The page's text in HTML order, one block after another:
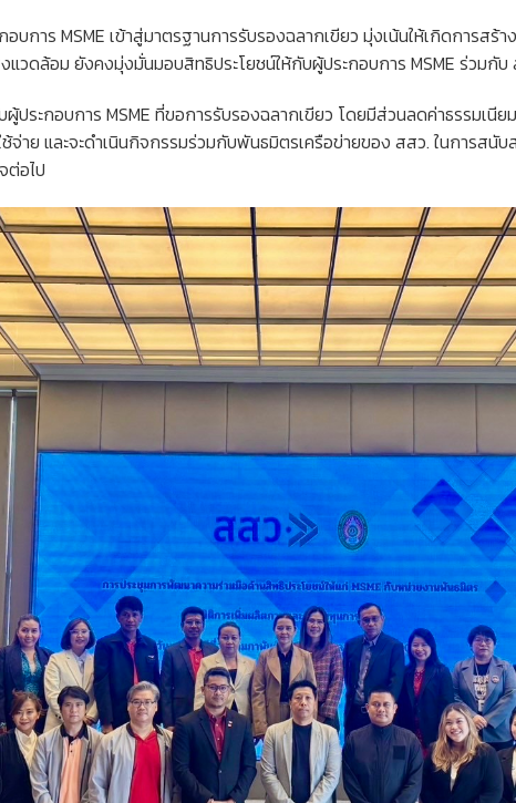
บการ MSME เข้าสู่มาตรฐานการรับรองฉลากเขียว มุ่งเน้นให้เกิดการส
วดล้อม ยังคงมุ่งมั่นมอบสิทธิประโยชน์ให้กับผู้ประกอบการ MSME ร่วมกับ
ประกอบการ MSME ที่ขอการรับรองฉลากเขียว โดยมีส่วนลดค่าธรรมเนี
จ่าย และจะดำเนินกิจกรรมร่วมกับพันธมิตรเครือข่ายของ สสว. ในการส
ต่อไป